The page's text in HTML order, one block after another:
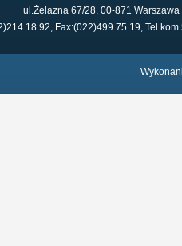
ul.Żelazna 67/28, 00-871 Warszawa
18 92, Fax:(022)499 75 19,